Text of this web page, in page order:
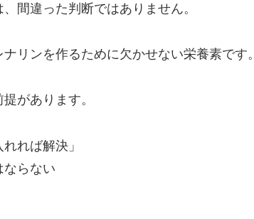
間違った判断ではありません。
リンを作るために欠かせない栄養素です。
があります。
れば解決」
ならない